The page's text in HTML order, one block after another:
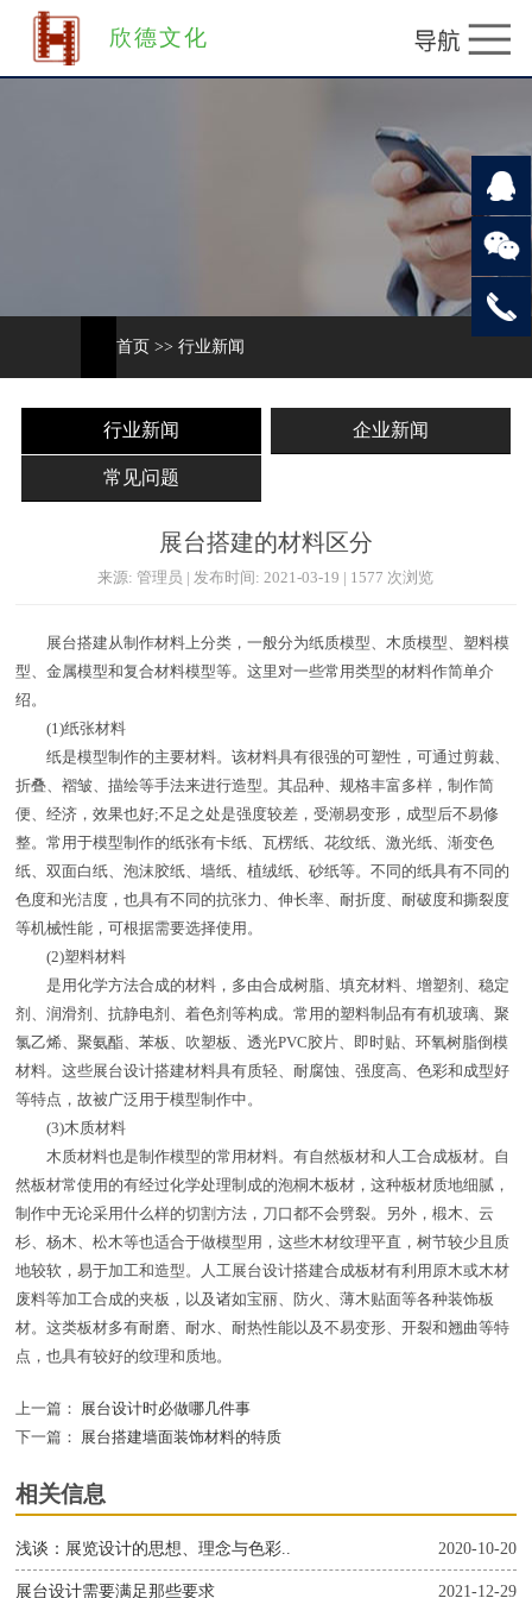
欣德文化
首页 >> 行业新闻
行业新闻 企业新闻
常见问题
展台搭建的材料区分
来源: 管理员 | 发布时间: 2021-03-19 | 1577 次浏览
展台搭建从制作材料上分类，一般分为纸质模型、木质模型、塑料模
型、金属模型和复合材料模型等。这里对一些常用类型的材料作简单介
绍。
(1)纸张材料
纸是模型制作的主要材料。该材料具有很强的可塑性，可通过剪裁、
折叠、褶皱、描绘等手法来进行造型。其品种、规格丰富多样，制作简
便、经济，效果也好;不足之处是强度较差，受潮易变形，成型后不易修
整。常用于模型制作的纸张有卡纸、瓦楞纸、花纹纸、激光纸、渐变色
纸、双面白纸、泡沫胶纸、墙纸、植绒纸、砂纸等。不同的纸具有不同的
色度和光洁度，也具有不同的抗张力、伸长率、耐折度、耐破度和撕裂度
等机械性能，可根据需要选择使用。
(2)塑料材料
是用化学方法合成的材料，多由合成树脂、填充材料、增塑剂、稳定
剂、润滑剂、抗静电剂、着色剂等构成。常用的塑料制品有有机玻璃、聚
氯乙烯、聚氨酯、苯板、吹塑板、透光PVC胶片、即时贴、环氧树脂倒模
材料。这些展台设计搭建材料具有质轻、耐腐蚀、强度高、色彩和成型好
等特点，故被广泛用于模型制作中。
(3)木质材料
木质材料也是制作模型的常用材料。有自然板材和人工合成板材。自
然板材常使用的有经过化学处理制成的泡桐木板材，这种板材质地细腻，
制作中无论采用什么样的切割方法，刀口都不会劈裂。另外，椴木、云
杉、杨木、松木等也适合于做模型用，这些木材纹理平直，树节较少且质
地较软，易于加工和造型。人工展台设计搭建合成板材有利用原木或木材
废料等加工合成的夹板，以及诸如宝丽、防火、薄木贴面等各种装饰板
材。这类板材多有耐磨、耐水、耐热性能以及不易变形、开裂和翘曲等特
点，也具有较好的纹理和质地。
上一篇：
展台设计时必做哪几件事
下一篇：
展台搭建墙面装饰材料的特质
相关信息
2020-10-20
浅谈：展览设计的思想、理念与色彩..
2021-12-29
展台设计需要满足那些要求